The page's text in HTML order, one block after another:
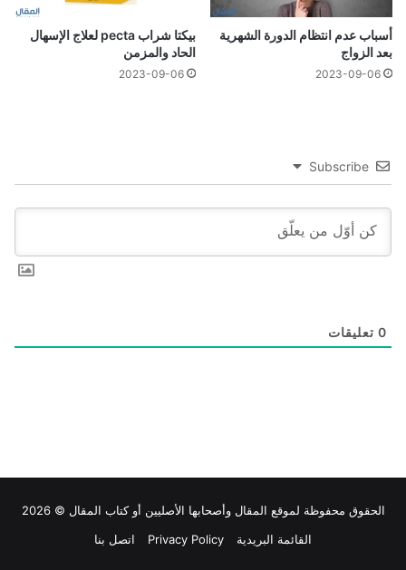
أسباب عدم انتظام الدورة الشهرية
بعد الزواج
2023-09-06
بيكتا شراب pecta لعلاج الإسهال
الحاد والمزمن
2023-09-06
Subscribe
0 تعليقات
الحقوق محفوظة لموقع المقال وأصحابها الأصليين أو كتاب المقال © 2026
القائمة البريدية
Privacy Policy اتصل بنا